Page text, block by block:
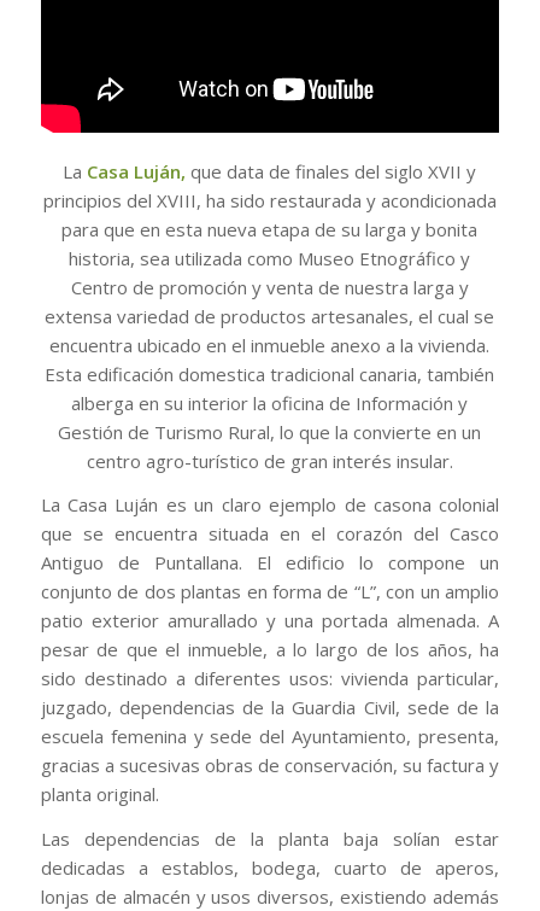
La Casa Luján, que data de finales del siglo XVII y
principios del XVIII, ha sido restaurada y acondicionada
para que en esta nueva etapa de su larga y bonita
historia, sea utilizada como Museo Etnográfico y
Centro de promoción y venta de nuestra larga y
extensa variedad de productos artesanales, el cual se
encuentra ubicado en el inmueble anexo a la vivienda.
Esta edificación domestica tradicional canaria, también
alberga en su interior la oficina de Información y
Gestión de Turismo Rural, lo que la convierte en un
centro agro-turístico de gran interés insular.
La Casa Luján es un claro ejemplo de casona colonial
que se encuentra situada en el corazón del Casco
Antiguo de Puntallana. El edificio lo compone un
conjunto de dos plantas en forma de “L”, con un amplio
patio exterior amurallado y una portada almenada. A
pesar de que el inmueble, a lo largo de los años, ha
sido destinado a diferentes usos: vivienda particular,
juzgado, dependencias de la Guardia Civil, sede de la
escuela femenina y sede del Ayuntamiento, presenta,
gracias a sucesivas obras de conservación, su factura y
planta original.
Las dependencias de la planta baja solían estar
dedicadas a establos, bodega, cuarto de aperos,
lonjas de almacén y usos diversos, existiendo además